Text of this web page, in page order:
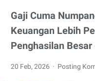
Gaji Cuma
Keuangan Lebih
Penghasilan
20 Feb, 2026 Posting